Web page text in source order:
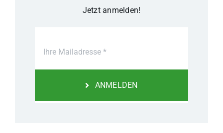
Jetzt anmelden!
ANMELDEN